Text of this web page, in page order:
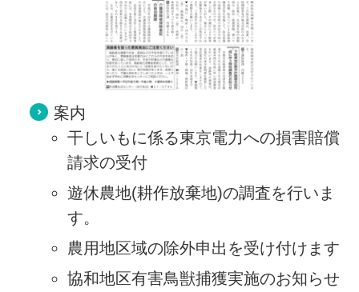
案内
干しいもに係る東京電力への損害賠償
請求の受付
遊休農地(耕作放棄地)の調査を行いま
す。
農用地区域の除外申出を受け付けます
協和地区有害鳥獣捕獲実施のお知らせ